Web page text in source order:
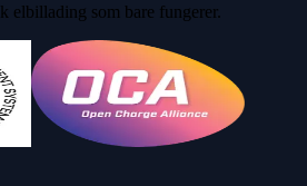
elbillading som bare fungerer.